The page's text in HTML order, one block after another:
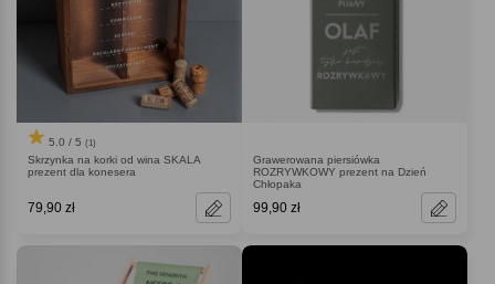
5.0 / 5 (1)
Skrzynka na korki od wina SKALA
prezent dla konesera
79,90 zł
Grawerowana piersiówka
ROZRYWKOWY prezent na Dzień
Chłopaka
99,90 zł